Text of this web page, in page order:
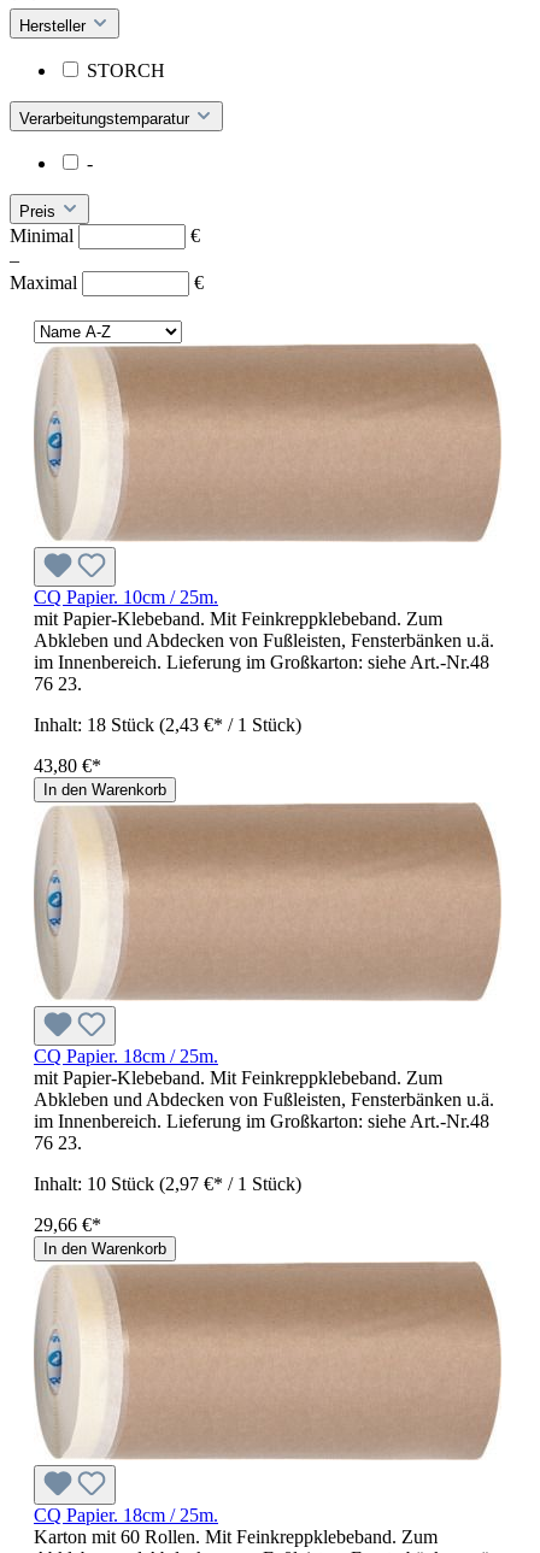
Hersteller
STORCH
Verarbeitungstemparatur
-
Preis
Minimal
€
–
Maximal
€
CQ Papier. 10cm / 25m.
mit Papier-Klebeband. Mit Feinkreppklebeband. Zum
Abkleben und Abdecken von Fußleisten, Fensterbänken u.ä.
im Innenbereich. Lieferung im Großkarton: siehe Art.-Nr.48
76 23.
Inhalt: 18 Stück (2,43 €* / 1 Stück)
43,80 €*
In den Warenkorb
CQ Papier. 18cm / 25m.
mit Papier-Klebeband. Mit Feinkreppklebeband. Zum
Abkleben und Abdecken von Fußleisten, Fensterbänken u.ä.
im Innenbereich. Lieferung im Großkarton: siehe Art.-Nr.48
76 23.
Inhalt: 10 Stück (2,97 €* / 1 Stück)
29,66 €*
In den Warenkorb
CQ Papier. 18cm / 25m.
Karton mit 60 Rollen. Mit Feinkreppklebeband. Zum